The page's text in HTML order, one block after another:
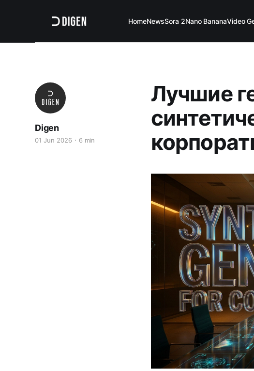
HomeNewsSora 2Nano BananaVideo
Лучшие
Digen
01 Jun 2026 6 min